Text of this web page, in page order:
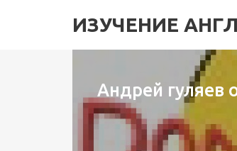
ИЗУЧЕНИЕ
Андрей гуляев